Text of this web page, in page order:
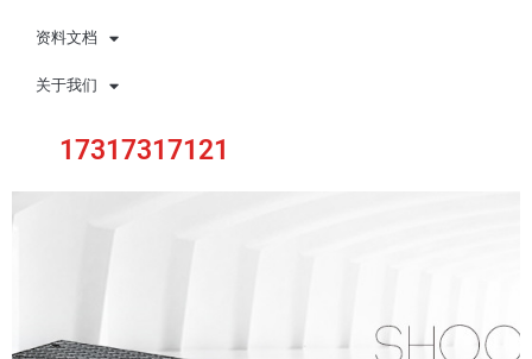
资料文档
关于我们
17317317121